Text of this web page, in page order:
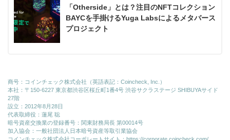
「Otherside」とは？注目のNFTコレクション
BAYCを手掛けるYuga Labsによるメタバース
プロジェクト
商号：コインチェック株式会社（英語表記：Coincheck, Inc.）
本社：〒150-6227 東京都渋谷区桜丘町1番4号 渋谷サクラステージ SHIBUYAサイド
27階
設立：2012年8月28日
代表取締役：蓮尾 聡
暗号資産交換業の登録番号：関東財務局長 第00014号
加入協会：一般社団法人日本暗号資産等取引業協会